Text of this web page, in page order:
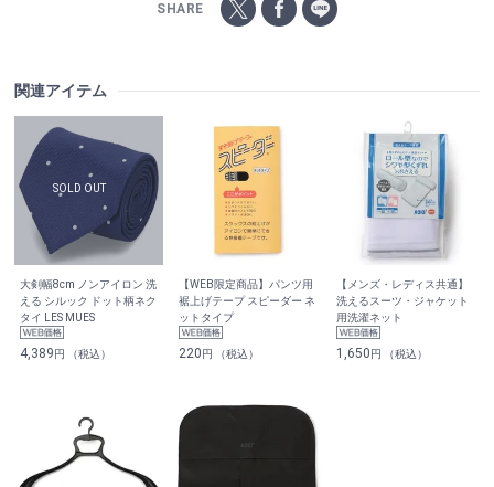
SHARE
関連アイテム
大剣幅8cm ノンアイロン 洗
える シルック ドット柄ネク
タイ LES MUES
4,389円 （税込）
【WEB限定商品】パンツ用
裾上げテープ スピーダー ネ
ットタイプ
220円 （税込）
【メンズ・レディス共通】
洗えるスーツ・ジャケット
用洗濯ネット
1,650円 （税込）